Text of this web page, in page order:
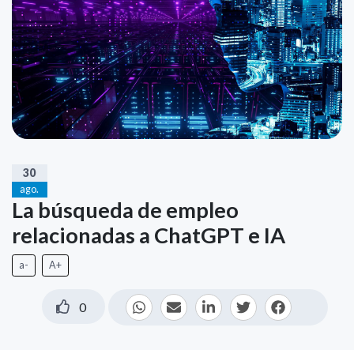
30
ago.
La búsqueda de empleo
relacionadas a ChatGPT e IA
a- A+
0